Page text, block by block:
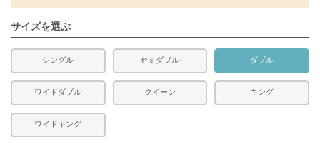
■ベッドパッド
表地：ポリ100%（ピーチスキン）
裏地：ポリ100%（ピーチスキン）
中綿：ポリ100%
側生地：綿100％ 生成
サイズを選ぶ
シングル セミダブル ダブル
ワイドダブル クイーン キング
ワイドキング